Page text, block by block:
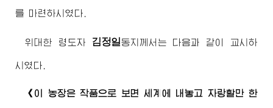
를 마련하시였다.
위대한 령도자 김정일동지 께서는 다음과 같이 교시하
시였다.
《이 농장은 작품으로 보면 세계에 내놓고 자랑할만 한